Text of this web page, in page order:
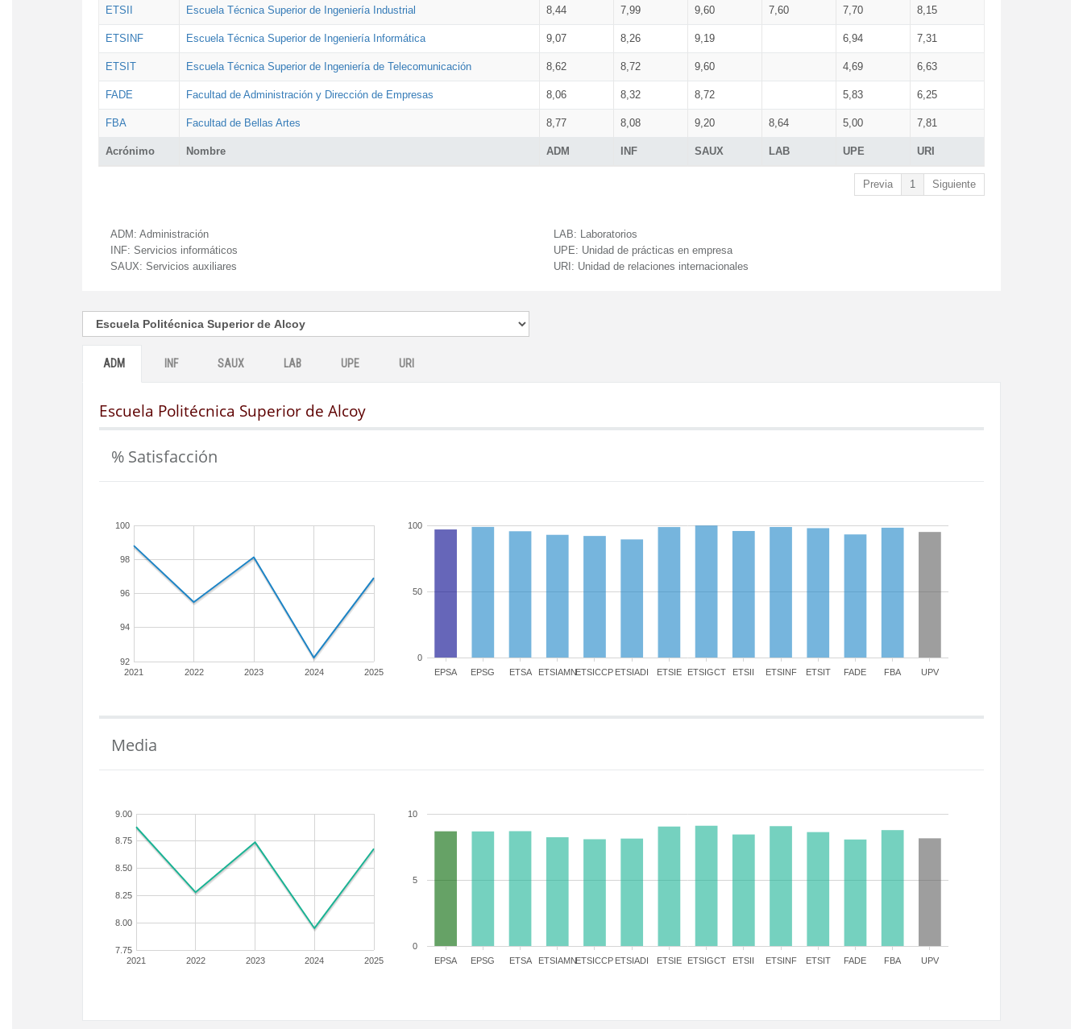
Acrónimo Nombre ADM INF SAUX LAB UPE URI
ETSII Escuela Técnica Superior de Ingeniería Industrial 8,44 7,99 9,60 7,60 7,70 8,15
ETSINF Escuela Técnica Superior de Ingeniería Informática 9,07 8,26 9,19 6,94 7,31
ETSIT Escuela Técnica Superior de Ingeniería de Telecomunicación 8,62 8,72 9,60 4,69 6,63
FADE Facultad de Administración y Dirección de Empresas 8,06 8,32 8,72 5,83 6,25
FBA Facultad de Bellas Artes 8,77 8,08 9,20 8,64 5,00 7,81
Previa 1 Siguiente
ADM: Administración
INF: Servicios informáticos
SAUX: Servicios auxiliares
LAB: Laboratorios
UPE: Unidad de prácticas en empresa
URI: Unidad de relaciones internacionales
ADM INF SAUX LAB UPE URI
Escuela Politécnica Superior de Alcoy
% Satisfacción
2021 2022 2023 2024 2025
92
94
96
98
100
EPSA EPSG ETSA ETSIAMNETSICCP ETSIADI ETSIE ETSIGCT ETSII ETSINF ETSIT FADE FBA UPV
0
50
100
Media
2021 2022 2023 2024 2025
7.75
8.00
8.25
8.50
8.75
9.00
EPSA EPSG ETSA ETSIAMNETSICCP ETSIADI ETSIE ETSIGCT ETSII ETSINF ETSIT FADE FBA UPV
0
5
10